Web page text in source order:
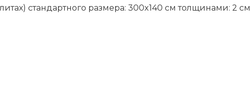
стандартного размера: 300x140 cм толщинами: 2 см